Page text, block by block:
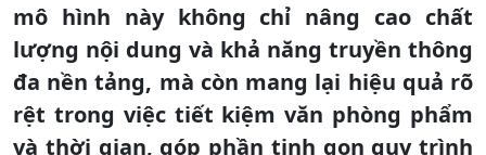
mô hình này không chỉ nâng cao chất
lượng nội dung và khả năng truyền thông
đa nền tảng, mà còn mang lại hiệu quả rõ
rệt trong việc tiết kiệm văn phòng phẩm
và thời gian, góp phần tinh gọn quy trình